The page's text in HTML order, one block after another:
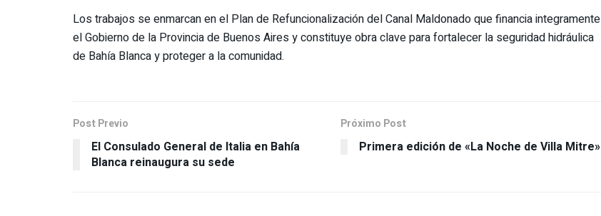
Los trabajos se enmarcan en el Plan de Refuncionalización del Canal Maldonado que financia integramente
el Gobierno de la Provincia de Buenos Aires y constituye obra clave para fortalecer la seguridad hidráulica
de Bahía Blanca y proteger a la comunidad.
Post Previo
El Consulado General de Italia en Bahía
Blanca reinaugura su sede
Próximo Post
Primera edición de «La Noche de Villa Mitre»